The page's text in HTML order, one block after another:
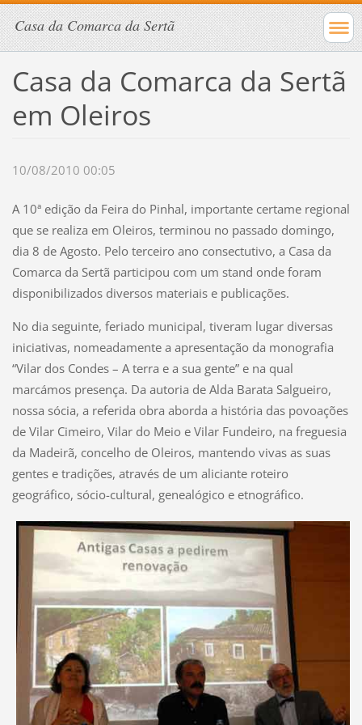
Casa da Comarca da Sertã
Casa da Comarca da Sertã
em Oleiros
10/08/2010 00:05
A 10ª edição da Feira do Pinhal, importante certame regional
que se realiza em Oleiros, terminou no passado domingo,
dia 8 de Agosto. Pelo terceiro ano consectutivo, a Casa da
Comarca da Sertã participou com um stand onde foram
disponibilizados diversos materiais e publicações.
No dia seguinte, feriado municipal, tiveram lugar diversas
iniciativas, nomeadamente a apresentação da monografia
“Vilar dos Condes – A terra e a sua gente” e na qual
marcámos presença. Da autoria de Alda Barata Salgueiro,
nossa sócia, a referida obra aborda a história das povoações
de Vilar Cimeiro, Vilar do Meio e Vilar Fundeiro, na freguesia
da Madeirã, concelho de Oleiros, mantendo vivas as suas
gentes e tradições, através de um aliciante roteiro
geográfico, sócio-cultural, genealógico e etnográfico.